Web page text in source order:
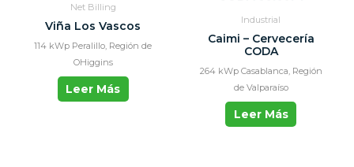
Net Billing
Viña Los Vascos
114 kWp Peralillo, Región de
OHiggins
Leer Más
Industrial
Caimi – Cervecería
CODA
264 kWp Casablanca, Región
de Valparaíso
Leer Más